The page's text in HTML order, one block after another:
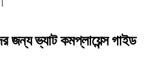
জন্য ভ্যাট কমপ্লায়েন্স গাইড